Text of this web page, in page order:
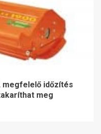
megfelelő időzítés
meg